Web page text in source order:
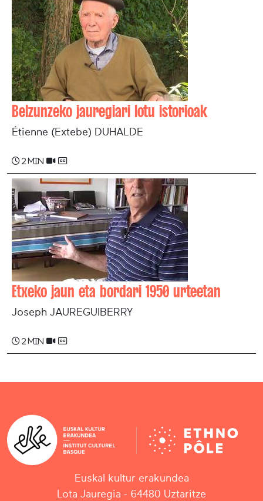
Belzunzeko jauregiari lotu istorioak
Étienne (Extebe) DUHALDE
2 min
Etxeko jaun eta bordari 1950 urteetan
Joseph JAUREGUIBERRY
2 min
Euskal kultur erakundea
Lota Jauregia - 64480 Uztaritze